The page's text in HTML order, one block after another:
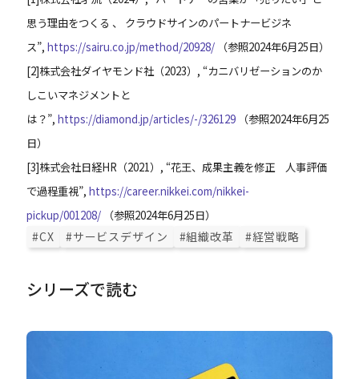
思う理由をつくる 、 クラウドサインのパートナービジネ
ス”,https://sairu.co.jp/method/20928/ （参照2024年6月25日）
[2]株式会社ダイヤモンド社（2023）, “カニバリゼーションのか
しこいマネジメントと
は？”,https://diamond.jp/articles/-/326129 （参照2024年6月25
日）
[3]株式会社日経HR（2021）, “花王、成果主義を修正 人事評価
で過程重視”,https://career.nikkei.com/nikkei-
pickup/001208/ （参照2024年6月25日）
#CX #サービスデザイン #組織改革 #経営戦略
シリーズで読む